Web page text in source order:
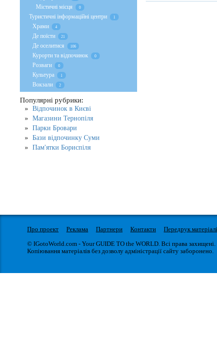
Містичні місця 0
Туристичні інформаційні центри 1
Храми 4
Де поїсти 21
Де оселитися 106
Курорти та відпочинок 0
Розваги 0
Культура 1
Вокзали 2
Популярні рубрики:
Відпочинок в Києві
Магазини Тернопіля
Парки Бровари
Бази відпочинку Суми
Пам'ятки Бориспіля
Про проект Реклама Партнери Контакти
Передрук
© IGotoWorld.com - Your GUIDE TO the WORLD. Всі права захищені.
Копіювання матеріалів без дозволу адміністрації сайту заборонено.